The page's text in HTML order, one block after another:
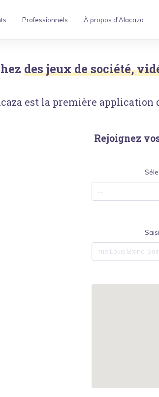
Professionnels À propos d'Alacaza
des jeux de société,
est la première application
Rejoignez